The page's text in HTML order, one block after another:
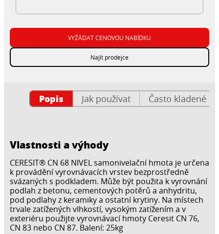
VYŽÁDAT CENOVOU NABÍDKU
Najít prodejce
Popis Jak používat Často kladené
Vlastnosti a výhody
CERESIT® CN 68 NIVEL samonivelační hmota je určena
k provádění vyrovnávacích vrstev bezprostředně
svázaných s podkladem. Může být použita k vyrovnání
podlah z betonu, cementových potěrů a anhydritu,
pod podlahy z keramiky a ostatní krytiny. Na místech
trvale zatížených vlhkostí, vysokým zatížením a v
exteriéru použijte vyrovnávací hmoty Ceresit CN 76,
CN 83 nebo CN 87. Balení: 25kg